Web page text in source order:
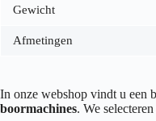
Gewicht
Afmetingen
In onze webshop vindt u een
boormachines. We